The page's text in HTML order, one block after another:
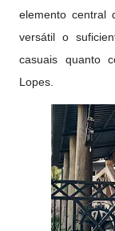
elemento central
versátil o
casuais quanto
Lopes.